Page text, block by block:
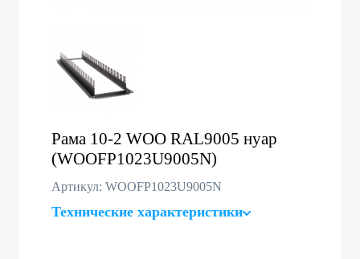
Рама 10-2 WOO RAL9005 нуар
(WOOFP1023U9005N)
Артикул: WOOFP1023U9005N
Технические характеристики